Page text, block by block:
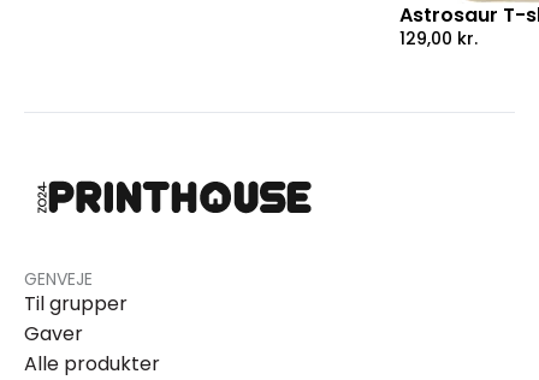
Astrosaur T-
129,00 kr.
GENVEJE
Til grupper
Gaver
Alle produkter